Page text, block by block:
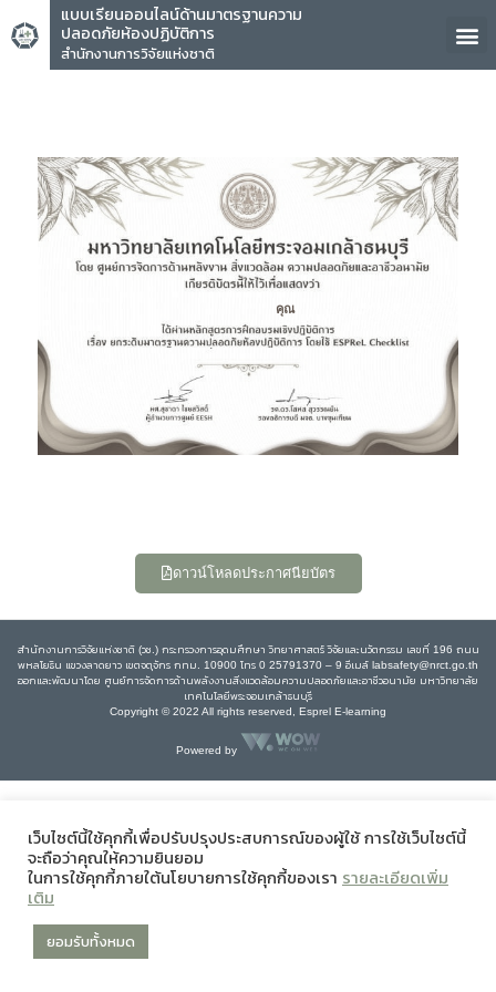
แบบเรียนออนไลน์ด้านมาตรฐานความ
ปลอดภัยห้องปฏิบัติการ
สำนักงานการวิจัยแห่งชาติ
คุณ
ดาวน์โหลดประกาศนียบัตร
สำนักงานการวิจัยแห่งชาติ (วช.) กระทรวงการอุดมศึกษา วิทยาศาสตร์ วิจัยและนวัตกรรม เลขที่ 196 ถนน
พหลโยธิน แขวงลาดยาว เขตจตุจักร กทม. 10900 โทร 0 25791370 – 9 อีเมล์ labsafety@nrct.go.th
ออกและพัฒนาโดย ศูนย์การจัดการด้านพลังงานสิ่งแวดล้อมความปลอดภัยและอาชีวอนามัย มหาวิทยาลัย
เทคโนโลยีพระจอมเกล้าธนบุรี
Copyright © 2022 All rights reserved, Esprel E-learning
Powered by
เว็บไซต์นี้ใช้คุกกี้เพื่อปรับปรุงประสบการณ์ของผู้ใช้ การใช้เว็บไซต์นี้
จะถือว่าคุณให้ความยินยอม
ในการใช้คุกกี้ภายใต้นโยบายการใช้คุกกี้ของเรา รายละเอียดเพิ่ม
เติม
ยอมรับทั้งหมด